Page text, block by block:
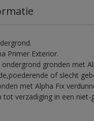
Primer Exterior.
gronden met
of slecht
met Alpha Fix
tot verzadiging in een niet-